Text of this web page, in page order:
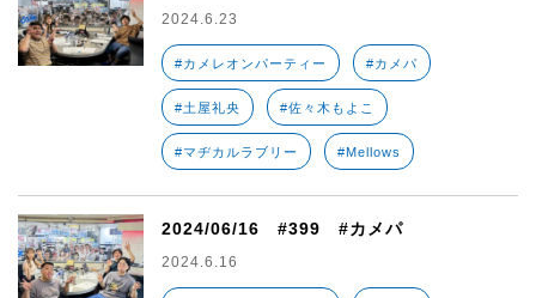
2024.6.23
#カメレオンパーティー #カメパ
#土屋礼央 #佐々木もよこ
#マヂカルラブリー #Mellows
2024/06/16 #399 #カメパ
2024.6.16